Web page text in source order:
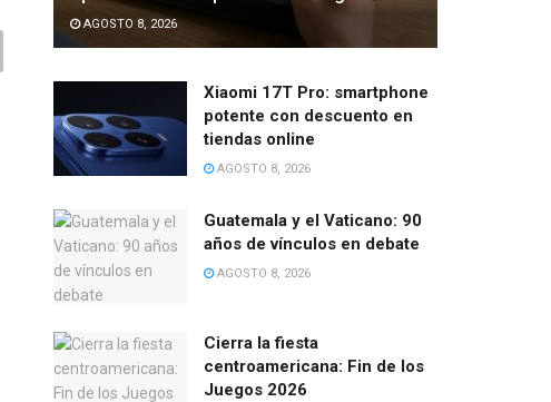
AGOSTO 8, 2026
Xiaomi 17T Pro: smartphone
potente con descuento en
tiendas online
AGOSTO 8, 2026
Guatemala y el Vaticano: 90
años de vínculos en debate
AGOSTO 8, 2026
Cierra la fiesta
centroamericana: Fin de los
Juegos 2026